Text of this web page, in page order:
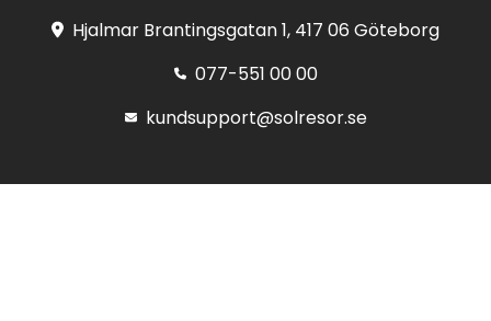
Hjalmar Brantingsgatan 1, 417 06 Göteborg
077-551 00 00
kundsupport@solresor.se